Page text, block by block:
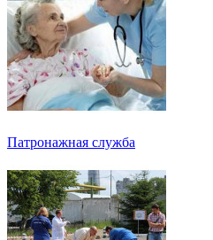
Патронажная служба